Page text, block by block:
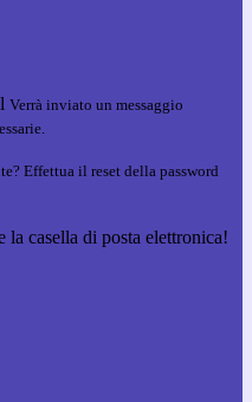
Verrà inviato un messaggio
Effettua il reset della password
casella di posta elettronica!